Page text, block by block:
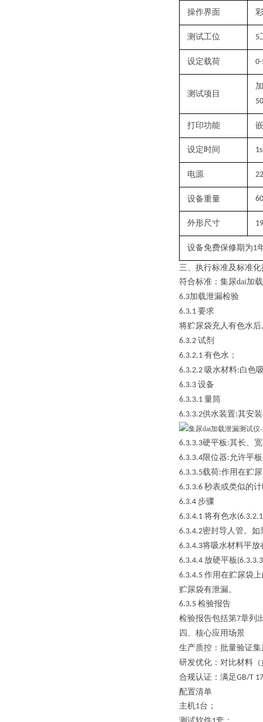
操作界面
测试工位 5
设定载荷 0-
测试项目
打印功能
设定时间 1s
电源
设备重量
外形尺寸
设备免费保修期为1
三、 执行标准及标准
符合标准： 集尿dai加
6.3加载泄漏检验
6.3.1 要求
将贮尿袋充人有色水后,
6.3.2 试剂
6.3.2.1 有色水 ；
6.3.2.2 吸水材料:白色
6.3.3 设备
6.3.3.1 量筒
6.3.3.2供水装置:其安
6.3.3.3硬平板 :其长、
6.3.3.4限位器: 允许平
6.3.3.5载荷:作用在贮
6.3.3.6 秒表或类似的
6.3.4 步骤
6.3.4.1 将有色水
6.3.4.2密封导人管。如
6.3.4.3将吸水材料平放
6.3.4.4 放硬平板
6.3.4.5 作用在贮尿袋
贮尿袋有泄漏。
6.3.5 检验报告
检验报告包括第7章列
四、核心应用场景
生产质控 ：批量验证
研发优化 ：对比材料
合规认证 ：满足‌GB/T
配置清单
主机1台；